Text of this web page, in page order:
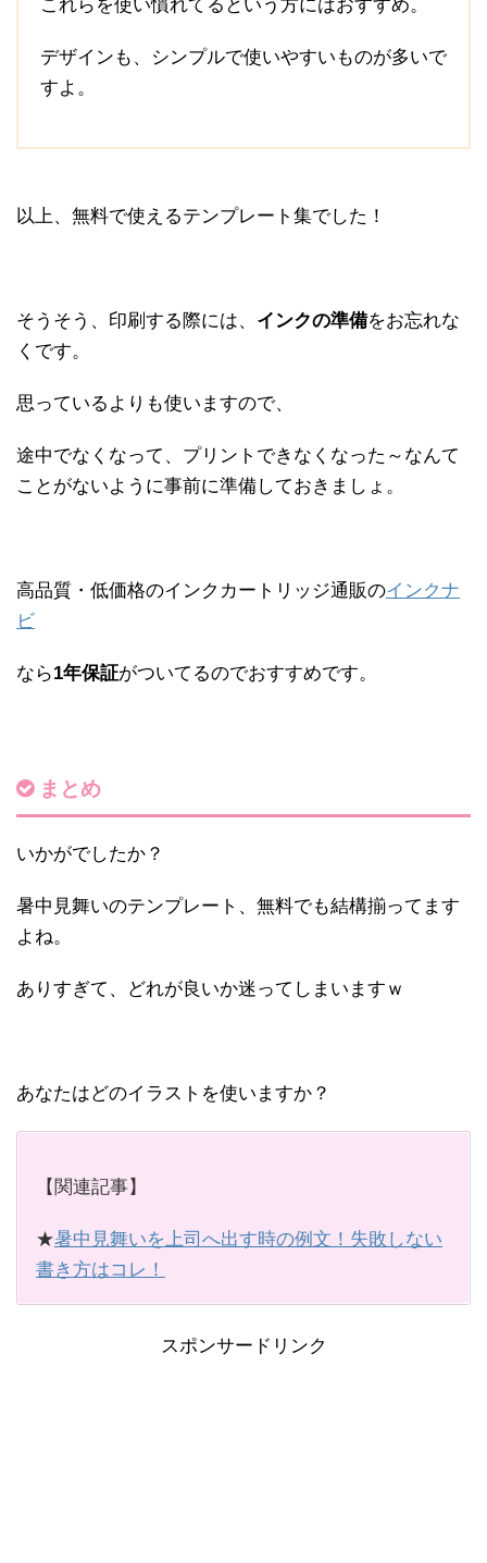
これらを使い慣れてるという方にはおすすめ。
デザインも、シンプルで使いやすいものが多いで
すよ。
以上、無料で使えるテンプレート集でした！
そうそう、印刷する際には、 インクの準備をお忘れな
くです。
思っているよりも使いますので、
途中でなくなって、プリントできなくなった～なんて
ことがないように事前に準備しておきましょ。
高品質・低価格のインクカートリッジ通販のインクナ
ビ
なら1年保証がついてるのでおすすめです。
まとめ
いかがでしたか？
暑中見舞いのテンプレート、無料でも結構揃ってます
よね。
ありすぎて、どれが良いか迷ってしまいますｗ
あなたはどのイラストを使いますか？
【関連記事】
★暑中見舞いを上司へ出す時の例文！失敗しない
書き方はコレ！
スポンサードリンク